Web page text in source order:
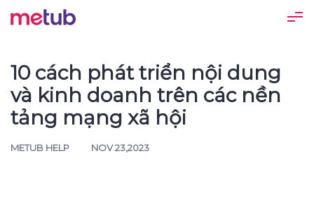
10 cách phát triển nội dung
và kinh doanh trên các nền
tảng mạng xã hội
METUB HELP NOV 23,2023